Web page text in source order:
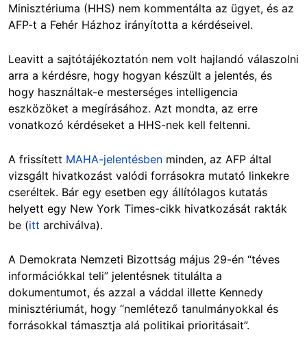
Minisztériuma (HHS) nem kommentálta az ügyet, és az
AFP-t a Fehér Házhoz irányította a kérdéseivel.
Leavitt a sajtótájékoztatón nem volt hajlandó válaszolni
arra a kérdésre, hogy hogyan készült a jelentés, és
hogy használtak-e mesterséges intelligencia
eszközöket a megírásához. Azt mondta, az erre
vonatkozó kérdéseket a HHS-nek kell feltenni.
A frissített MAHA-jelentésben minden, az AFP által
vizsgált hivatkozást valódi forrásokra mutató linkekre
cseréltek. Bár egy esetben egy állítólagos kutatás
helyett egy New York Times-cikk hivatkozását rakták
be (itt archiválva).
A Demokrata Nemzeti Bizottság május 29-én “téves
információkkal teli” jelentésnek titulálta a
dokumentumot, és azzal a váddal illette Kennedy
minisztériumát, hogy “nemlétező tanulmányokkal és
forrásokkal támasztja alá politikai prioritásait”.